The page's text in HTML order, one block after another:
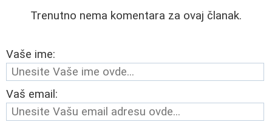
Trenutno nema komentara za ovaj članak.
Vaše ime:
Vaš email: